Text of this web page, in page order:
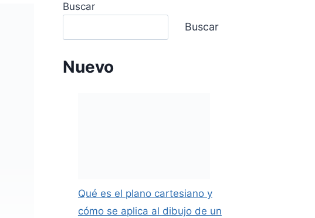
Buscar
Buscar
Nuevo
Qué es el plano cartesiano y
cómo se aplica al dibujo de un